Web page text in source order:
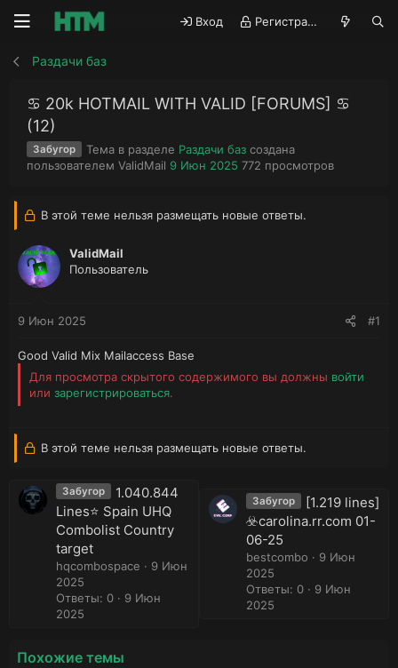
Вход Регистрация
Раздачи баз
♋ 20k HOTMAIL WITH VALID [FORUMS] ♋
(12)
Забугор Тема в разделе Раздачи базсоздана
пользователем А
о
е
м
ValidMail Д
а
9 Июн 2025 П
с
772 просмотров
В этой теме нельзя размещать новые ответы.
ValidMail
Пользователь
9 Июн 2025 #1
Good Valid Mix Mailaccess Base
Для просмотра скрытого содержимого вы должны войти
или зарегистрироваться.
В этой теме нельзя размещать новые ответы.
Забугор
1.040.844
Lines⭐️ Spain UHQ
Combolist Country
target
hqcombospace
9 Июн
2025
Ответы: 0
9 Июн
2025
Забугор
[1.219 lines]
☣️carolina.rr.com 01-
06-25
bestcombo
9 Июн
2025
Ответы: 0
9 Июн
2025
Похожие темы